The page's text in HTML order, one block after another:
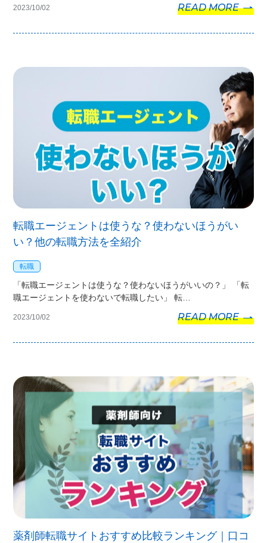
2023/10/02 READ MORE
転職エージェントは使うな？使わないほうがい
い？他の転職方法を全紹介
転職
「転職エージェントは使うな？使わないほうがいいの？」 「転
職エージェントを使わないで転職したい」 転…
2023/10/02 READ MORE
薬剤師転職サイトおすすめ比較ランキング｜口コ